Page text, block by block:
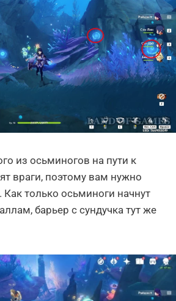
из осьминогов на пути к
враги, поэтому вам нужно
Как только осьминоги начнут
барьер с сундучка тут же